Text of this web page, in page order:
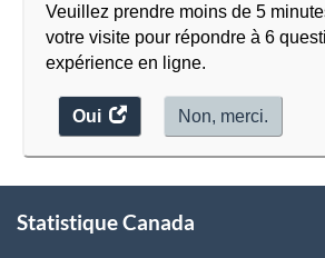
Veuillez prendre moins de 5
votre visite pour répondre à 6
expérience en ligne.
Oui
accéder
au
Non, merci.
propos
Statistique Canada